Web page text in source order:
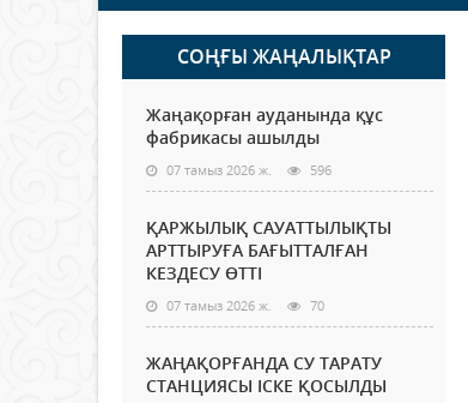
СОҢҒЫ ЖАҢАЛЫҚТАР
Жаңақорған ауданында құс
фабрикасы ашылды
07 тамыз 2026 ж. 596
ҚАРЖЫЛЫҚ САУАТТЫЛЫҚТЫ
АРТТЫРУҒА БАҒЫТТАЛҒАН
КЕЗДЕСУ ӨТТІ
07 тамыз 2026 ж. 70
ЖАҢАҚОРҒАНДА СУ ТАРАТУ
СТАНЦИЯСЫ ІСКЕ ҚОСЫЛДЫ